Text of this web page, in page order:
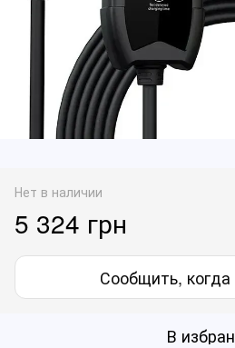
Нет в наличии
5 324 грн
Сообщить, когда
В